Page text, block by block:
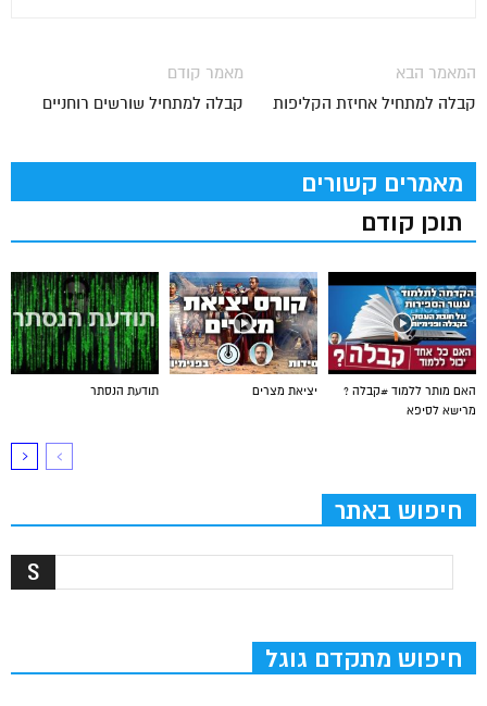
מאמר קודם
קבלה למתחיל שורשים רוחניים
המאמר הבא
קבלה למתחיל אחיזת הקליפות
מאמרים קשורים
תוכן קודם
תודעת הנסתר יציאת מצרים
האם מותר ללמוד #קבלה ?
מרישא לסיפא
חיפוש באתר
חיפוש מתקדם גוגל